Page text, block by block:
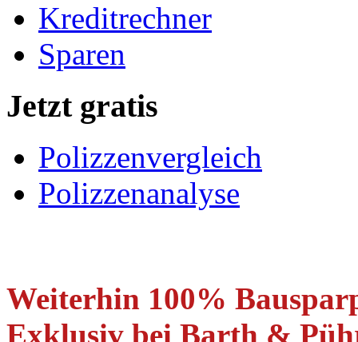
Kreditrechner
Sparen
Jetzt gratis
Polizzenvergleich
Polizzenanalyse
Weiterhin 100%
Exklusiv bei Barth &